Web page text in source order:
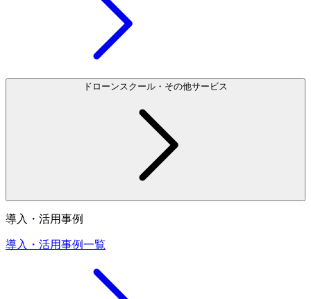
ドローンスクール・その他サービス
導入・活用事例
導入・活用事例一覧